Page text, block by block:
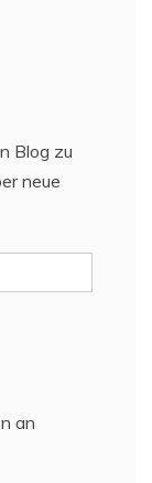
Blog zu
neue
an